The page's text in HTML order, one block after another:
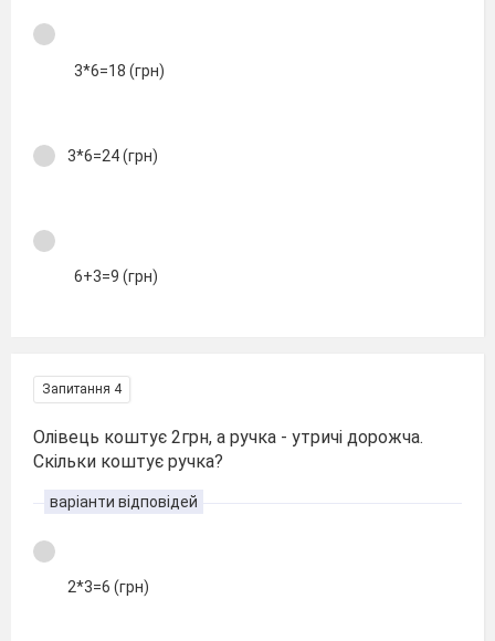
3*6=18 (грн)
3*6=24 (грн)
6+3=9 (грн)
Запитання 4
Олівець коштує 2грн, а ручка - утричі дорожча.
Скільки коштує ручка?
варіанти відповідей
2*3=6 (грн)